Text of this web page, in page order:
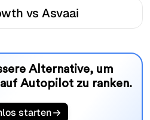
vs Asvaai
Alternative, um
auf Autopilot zu ranken.
starten